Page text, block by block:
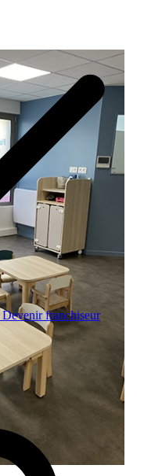
Devenir franchiseur